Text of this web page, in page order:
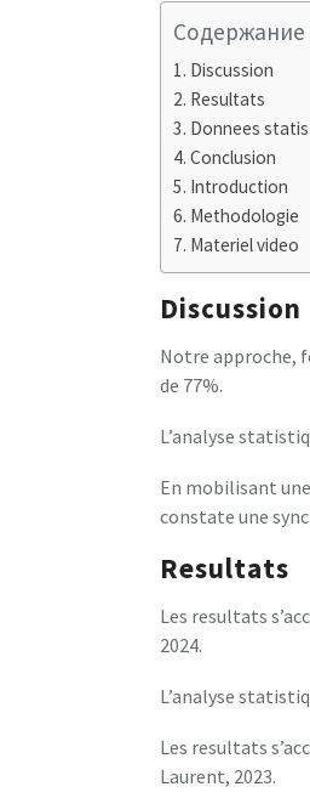
Содержание
Discussion
Resultats
Donnees
Conclusion
Introduction
Methodologie
Materiel video
Discussion
Notre approche,
de 77%.
L’analyse
En mobilisant
constate une
Resultats
Les resultats
2024.
L’analyse
Les resultats
Laurent, 2023.